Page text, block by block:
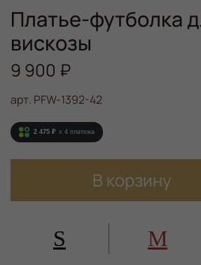
арт. PFW-1392-42
Платье-футболка
вискозы
9 900 ₽
2 475 ₽ x 4 платежа
В корзину
S M